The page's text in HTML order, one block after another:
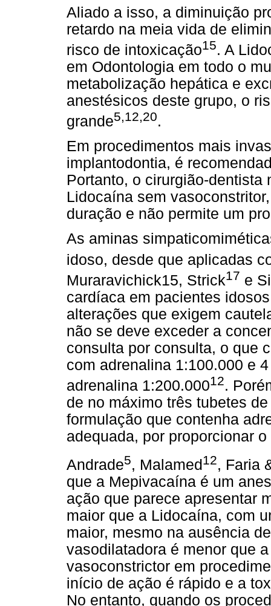
Aliado a isso, a diminuição
retardo na meia vida de
risco de intoxicação15. A
em Odontologia em todo o
metabolização hepática e
anestésicos deste grupo, o
grande5,12,20.
Em procedimentos mais
implantodontia, é
Portanto, o cirurgião-
Lidocaína sem
duração e não permite um
As aminas
idoso, desde que aplicadas
Muraravichick15, Strick17 e
cardíaca em pacientes
alterações que exigem
não se deve exceder a
consulta por consulta, o que
com adrenalina 1:100.000 e
adrenalina 1:200.00012.
de no máximo três tubetes
formulação que contenha
adequada, por proporcionar
Andrade5, Malamed12, Faria
que a Mepivacaína é um
ação que parece apresentar
maior que a Lidocaína, com
maior, mesmo na ausência
vasodilatadora é menor que
vasoconstrictor em
início de ação é rápido e a
No entanto, quando os